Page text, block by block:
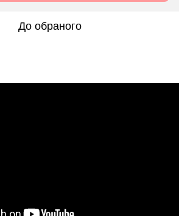
До обраного